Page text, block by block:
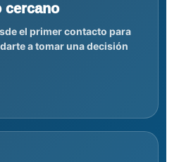
cercano
el primer contacto para
a tomar una decisión